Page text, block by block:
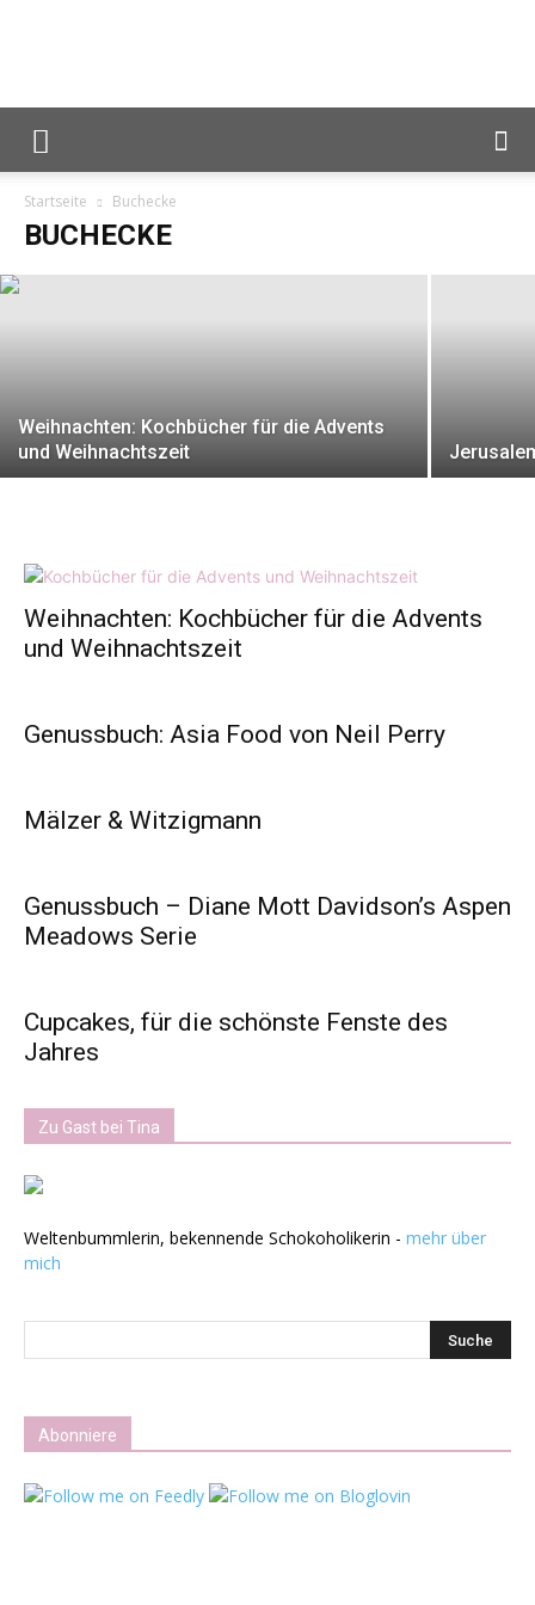
Reiseblog
For
Startseite Buchecke
BUCHECKE
Genussbuch – Küchengarten und Garten
Basics
Weihnachten: Kochbücher für die Advents
und Weihnachtszeit
Weihnachten: Kochbücher für die Advents
und Weihnachtszeit
Genussbuch: Asia Food von Neil Perry
Mälzer & Witzigmann
Genussbuch – Diane Mott Davidson’s Aspen
Meadows Serie
Cupcakes, für die schönste Fenste des
Jahres
Zu Gast bei Tina
Weltenbummlerin, bekennende Schokoholikerin - mehr über
mich
Abonniere